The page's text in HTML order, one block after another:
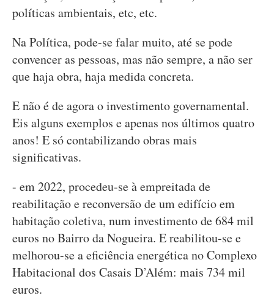
políticas ambientais, etc, etc.
Na Política, pode-se falar muito, até se pode
convencer as pessoas, mas não sempre, a não ser
que haja obra, haja medida concreta.
E não é de agora o investimento governamental.
Eis alguns exemplos e apenas nos últimos quatro
anos! E só contabilizando obras mais
significativas.
- em 2022, procedeu-se à empreitada de
reabilitação e reconversão de um edifício em
habitação coletiva, num investimento de 684 mil
euros no Bairro da Nogueira. E reabilitou-se e
melhorou-se a eficiência energética no Complexo
Habitacional dos Casais D’Além: mais 734 mil
euros.